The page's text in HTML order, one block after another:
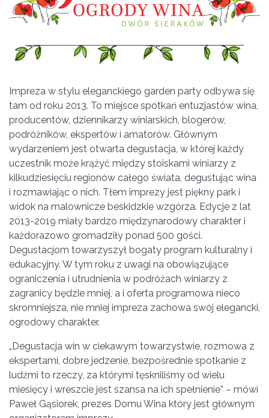
Impreza w stylu eleganckiego garden party odbywa się
tam od roku 2013. To miejsce spotkań entuzjastów wina,
producentów, dziennikarzy winiarskich, blogerów,
podróżników, ekspertów i amatorów. Głównym
wydarzeniem jest otwarta degustacja, w której każdy
uczestnik może krążyć między stoiskami winiarzy z
kilkudziesięciu regionów całego świata, degustując wina
i rozmawiając o nich. Tłem imprezy jest piękny park i
widok na malownicze beskidzkie wzgórza. Edycje z lat
2013-2019 miały bardzo międzynarodowy charakter i
każdorazowo gromadziły ponad 500 gości.
Degustacjom towarzyszył bogaty program kulturalny i
edukacyjny. W tym roku z uwagi na obowiązujące
ograniczenia i utrudnienia w podróżach winiarzy z
zagranicy będzie mniej, a i oferta programowa nieco
skromniejsza, nie mniej impreza zachowa swój elegancki,
ogrodowy charakter.
„Degustacja win w ciekawym towarzystwie, rozmowa z
ekspertami, dobre jedzenie, bezpośrednie spotkanie z
ludźmi to rzeczy, za którymi tęskniliśmy od wielu
miesięcy i wreszcie jest szansa na ich spełnienie” – mówi
Paweł Gąsiorek, prezes Domu Wina który jest głównym